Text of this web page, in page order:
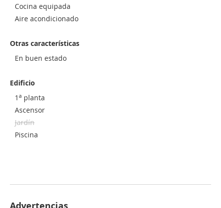
Cocina equipada
Aire acondicionado
Otras características
En buen estado
Edificio
1 a planta
Ascensor
Jardín
Piscina